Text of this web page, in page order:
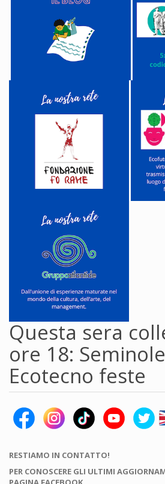
Questa sera
ore 18:
Ecotecno feste
RESTIAMO IN CONTATTO!
PER CONOSCERE GLI ULTIMI